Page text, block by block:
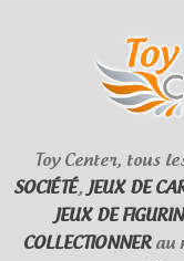
Toy Center, tous
SOCIÉTÉ, JEUX DE
JEUX DE
COLLECTIONNERau